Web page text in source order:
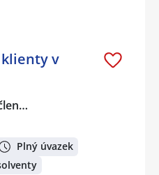
klienty v
Plný úvazek